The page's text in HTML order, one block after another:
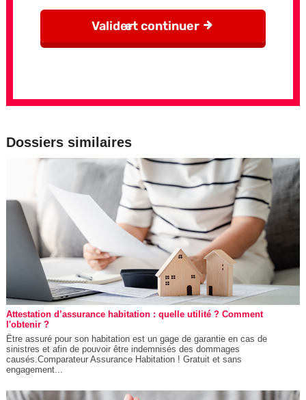
Dossiers similaires
Attestation d’assurance habitation : quelle utilité ? Comment
l'obtenir ?
Être assuré pour son habitation est un gage de garantie en cas de
sinistres et afin de pouvoir être indemnisés des dommages
causés.Comparateur Assurance Habitation ! Gratuit et sans
engagement...